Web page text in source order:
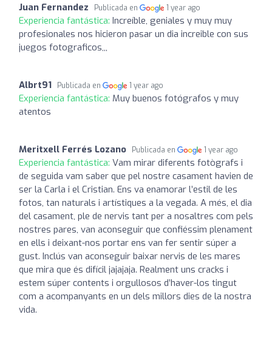
Juan Fernandez Publicada en 1 year ago
Experiencia fantástica: Increíble, geniales y muy muy
profesionales nos hicieron pasar un dia increible con sus
juegos fotograficos,,,
Albrt91 Publicada en 1 year ago
Experiencia fantástica: Muy buenos fotógrafos y muy
atentos
Meritxell Ferrés Lozano Publicada en 1 year ago
Experiencia fantástica: Vam mirar diferents fotògrafs i
de seguida vam saber que pel nostre casament havien de
ser la Carla i el Cristian. Ens va enamorar l’estil de les
fotos, tan naturals i artístiques a la vegada. A més, el dia
del casament, ple de nervis tant per a nosaltres com pels
nostres pares, van aconseguir que confiéssim plenament
en ells i deixant-nos portar ens van fer sentir súper a
gust. Inclús van aconseguir baixar nervis de les mares
que mira que és difícil jajajaja. Realment uns cracks i
estem súper contents i orgullosos d’haver-los tingut
com a acompanyants en un dels millors dies de la nostra
vida.